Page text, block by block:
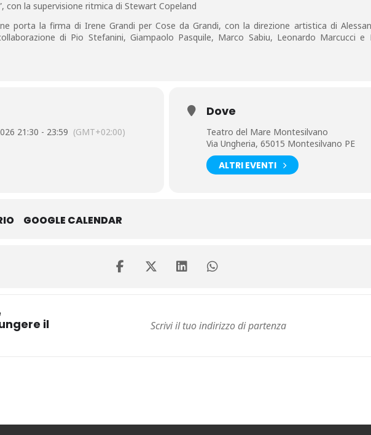
con la supervisione ritmica di Stewart Copeland
porta la firma di Irene Grandi per Cose da Grandi, con la direzione artistica di
di Pio Stefanini, Giampaolo Pasquile, Marco Sabiu, Leonardo Marcucci e
21:30 - 23:59 (GMT+02:00)
Dove
Teatro del Mare Montesilvano
Via Ungheria, 65015 Montesilvano PE
ALTRI EVENTI
GOOGLE CALENDAR
il